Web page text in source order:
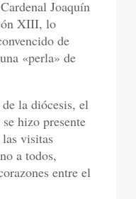
Joaquín
XIII, lo
de
«perla» de
la diócesis, el
hizo presente
visitas
a todos,
entre el